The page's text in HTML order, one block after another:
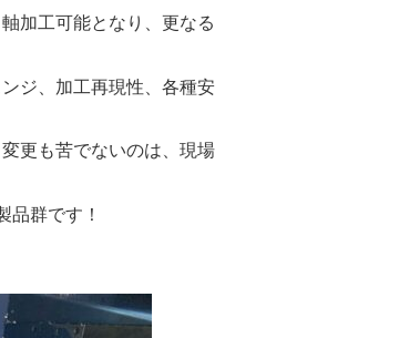
加工可能となり、更なる
ジ、加工再現性、各種安
更も苦でないのは、現場
品群です！